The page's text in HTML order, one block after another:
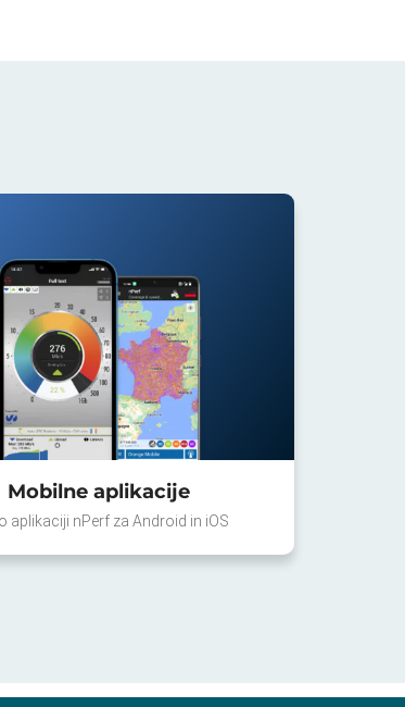
Mobilne aplikacije
aplikaciji nPerf za Android in iOS